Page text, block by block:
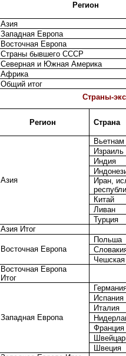
Регион
Азия
Западная Европа
Восточная Европа
Страны бывшего СССР
Северная и Южная Америка
Африка
Общий итог
Страны-
Регион Страна
Азия
Вьетнам
Израиль
Индия
Иран,
Китай
Ливан
Турция
Азия Итог
Восточная Европа
Польша
Чешская
Восточная Европа
Итог
Западная Европа
Испания
Италия
Франция
Швеция